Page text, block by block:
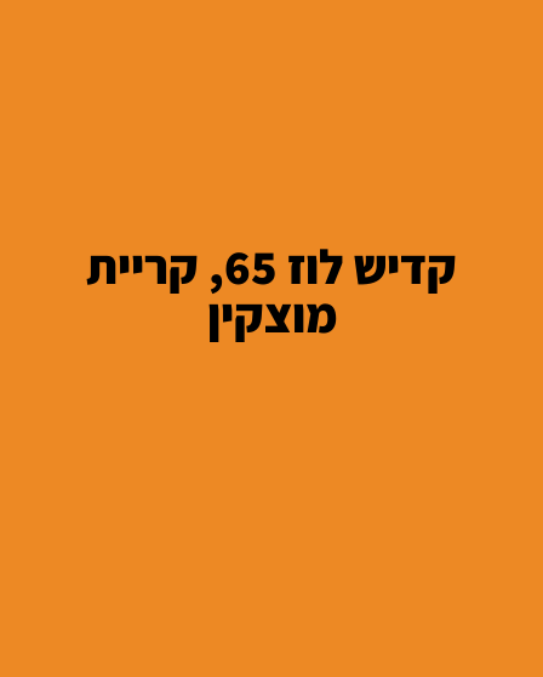
קדיש לוז 65, קריית
מוצקין